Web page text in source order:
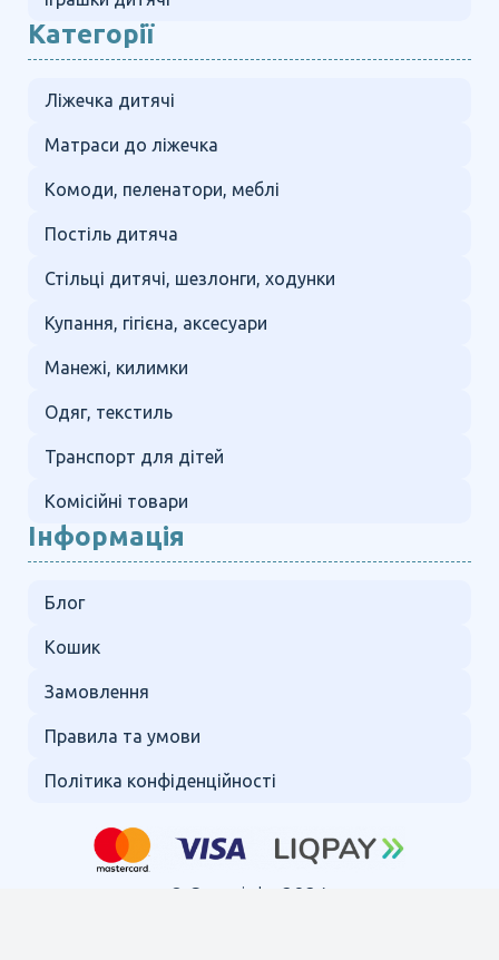
Категорії
Ліжечка дитячі
Матраси до ліжечка
Комоди, пеленатори, меблі
Постіль дитяча
Стільці дитячі, шезлонги, ходунки
Купання, гігієна, аксесуари
Манежі, килимки
Одяг, текстиль
Транспорт для дітей
Комісійні товари
Інформація
Блог
Кошик
Замовлення
Правила та умови
Політика конфіденційності
© Copyright 2024.